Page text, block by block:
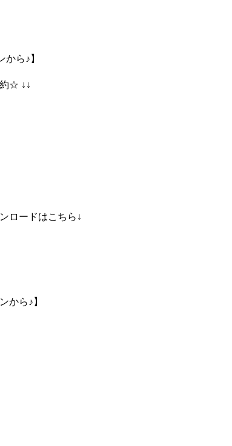
ら♪】
☆ ↓↓
ロードはこちら↓
から♪】